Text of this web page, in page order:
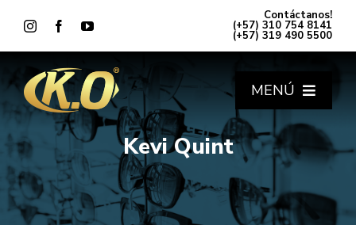
Contáctanos!
(+57) 310 754 8141
(+57) 319 490 5500
MENÚ
INICIO
TODAS LAS LÍNEAS
Kevi Quint